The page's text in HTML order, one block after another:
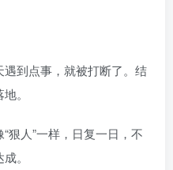
到点事，就被打断了。结
。
狠人”一样，日复一日，不
。